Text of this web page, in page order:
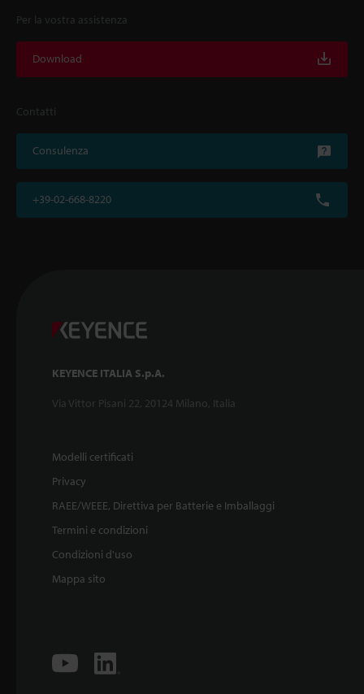
Per la vostra assistenza
Download
Contatti
Consulenza
+39-02-668-8220
KEYENCE ITALIA S.p.A.
Via Vittor Pisani 22, 20124 Milano, Italia
Modelli certificati
Privacy
RAEE/WEEE, Direttiva per Batterie e Imballaggi
Termini e condizioni
Condizioni d'uso
Mappa sito